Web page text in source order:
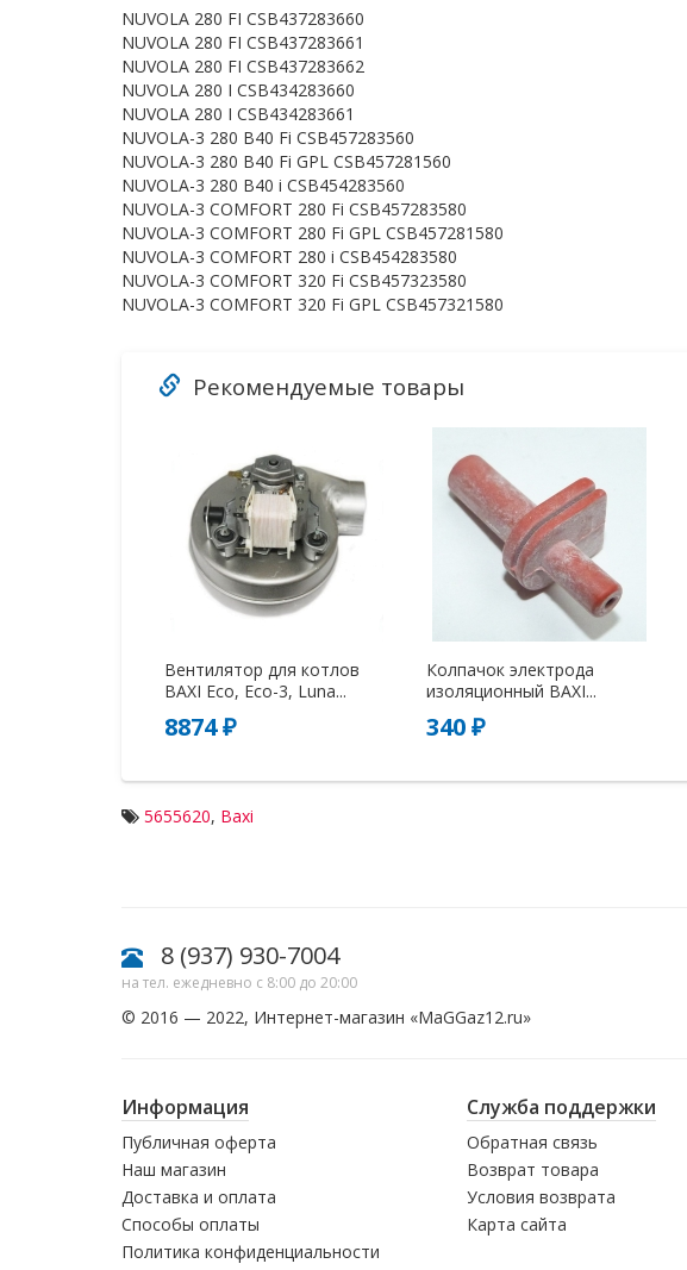
NUVOLA 280 FI CSB437283660
NUVOLA 280 FI CSB437283661
NUVOLA 280 FI CSB437283662
NUVOLA 280 I CSB434283660
NUVOLA 280 I CSB434283661
NUVOLA-3 280 B40 Fi CSB457283560
NUVOLA-3 280 B40 Fi GPL CSB457281560
NUVOLA-3 280 B40 i CSB454283560
NUVOLA-3 COMFORT 280 Fi CSB457283580
NUVOLA-3 COMFORT 280 Fi GPL CSB457281580
NUVOLA-3 COMFORT 280 i CSB454283580
NUVOLA-3 COMFORT 320 Fi CSB457323580
NUVOLA-3 COMFORT 320 Fi GPL CSB457321580
Рекомендуемые товары
Вентилятор для котлов
BAXI Eco, Eco-3, Luna...
8874 ₽
Колпачок электрода
изоляционный BAXI...
340 ₽
5655620, Baxi
8 (937) 930-7004
на тел. ежедневно с 8:00 до 20:00
© 2016 — 2022, Интернет-магазин «MaGGaz12.ru»
Информация
Публичная оферта
Наш магазин
Доставка и оплата
Способы оплаты
Политика конфиденциальности
Служба поддержки
Обратная связь
Возврат товара
Условия возврата
Карта сайта